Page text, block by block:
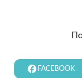
FACEBOOK